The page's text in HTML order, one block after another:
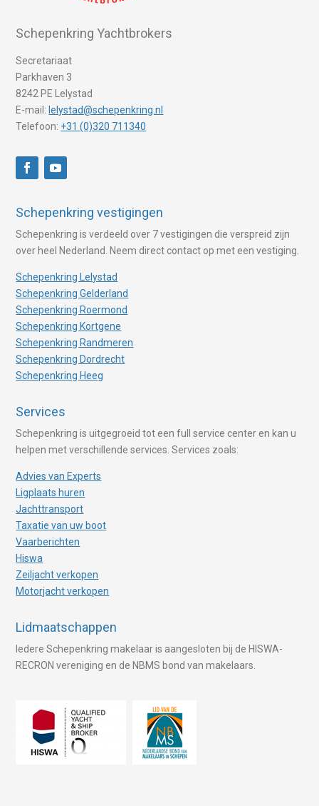
Schepenkring Yachtbrokers
Secretariaat
Parkhaven 3
8242 PE Lelystad
E-mail: lelystad@schepenkring.nl
Telefoon: +31 (0)320 711340
Schepenkring vestigingen
Schepenkring is verdeeld over 7 vestigingen die verspreid zijn
over heel Nederland. Neem direct contact op met een vestiging.
Schepenkring Lelystad
Schepenkring Gelderland
Schepenkring Roermond
Schepenkring Kortgene
Schepenkring Randmeren
Schepenkring Dordrecht
Schepenkring Heeg
Services
Schepenkring is uitgegroeid tot een full service center en kan u
helpen met verschillende services. Services zoals:
Advies van Experts
Ligplaats huren
Jachttransport
Taxatie van uw boot
Vaarberichten
Hiswa
Zeiljacht verkopen
Motorjacht verkopen
Lidmaatschappen
Iedere Schepenkring makelaar is aangesloten bij de HISWA-
RECRON vereniging en de NBMS bond van makelaars.